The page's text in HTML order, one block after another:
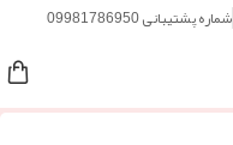
شماره پشتیبانی 09981786950